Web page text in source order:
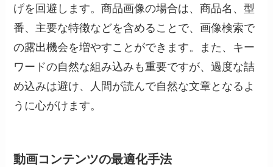
げを回避します。商品画像の場合は、商品名、型
番、主要な特徴などを含めることで、画像検索で
の露出機会を増やすことができます。また、キー
ワードの自然な組み込みも重要ですが、過度な詰
め込みは避け、人間が読んで自然な文章となるよ
うに心がけます。
動画コンテンツの最適化手法